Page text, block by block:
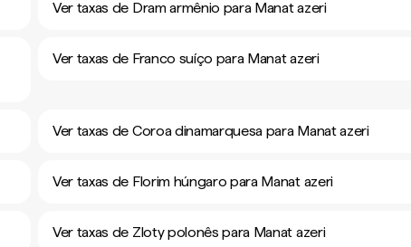
Ver taxas de Dram armênio para Manat azeri
Ver taxas de Franco suíço para Manat azeri
Ver taxas de Coroa dinamarquesa para Manat azeri
Ver taxas de Florim húngaro para Manat azeri
Ver taxas de Zloty polonês para Manat azeri